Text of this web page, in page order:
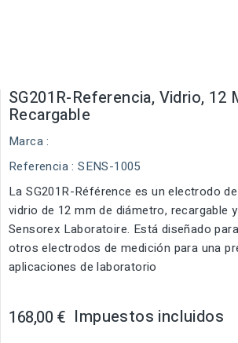
SG201R-Referencia, Vidrio, 12
Recargable
Marca :
Referencia : SENS-1005
La SG201R-Référence es un electrodo
vidrio de 12 mm de diámetro, recargable
Sensorex Laboratoire. Está diseñado
otros electrodos de medición para una
aplicaciones de laboratorio
168,00 € Impuestos incluidos